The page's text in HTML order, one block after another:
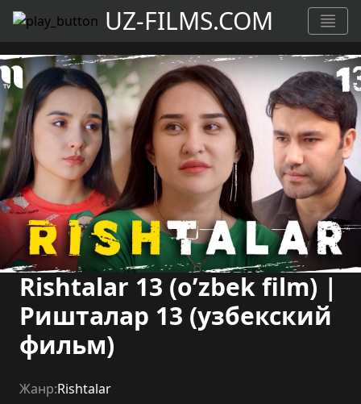
UZ-FILMS.COM
Rishtalar 13 (o’zbek film) |
Ришталар 13 (узбекский
фильм)
Жанр:Rishtalar